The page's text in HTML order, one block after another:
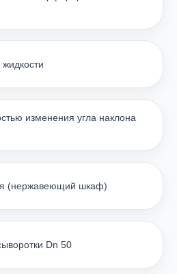
изменения угла наклона
(нержавеющий шкаф)
Dn 50